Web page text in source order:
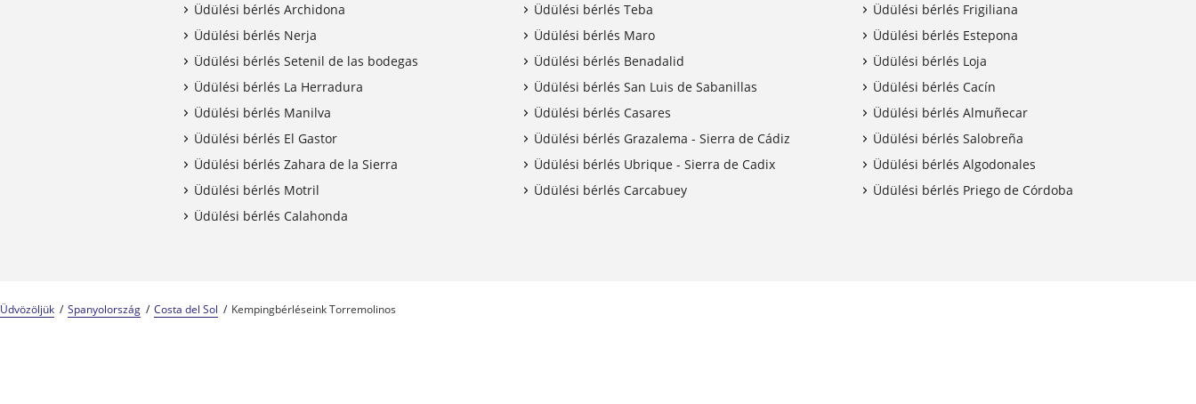
Üdülési bérlés Archidona
Üdülési bérlés Teba
Üdülési bérlés Frigiliana
Üdülési bérlés Nerja
Üdülési bérlés Maro
Üdülési bérlés Estepona
Üdülési bérlés Setenil de las bodegas
Üdülési bérlés Benadalid
Üdülési bérlés Loja
Üdülési bérlés La Herradura
Üdülési bérlés San Luis de Sabanillas
Üdülési bérlés Cacín
Üdülési bérlés Manilva
Üdülési bérlés Casares
Üdülési bérlés Almuñecar
Üdülési bérlés El Gastor
Üdülési bérlés Grazalema - Sierra de Cádiz
Üdülési bérlés Salobreña
Üdülési bérlés Zahara de la Sierra
Üdülési bérlés Ubrique - Sierra de Cadix
Üdülési bérlés Algodonales
Üdülési bérlés Motril
Üdülési bérlés Carcabuey
Üdülési bérlés Priego de Córdoba
Üdülési bérlés Calahonda
Üdvözöljük Spanyolország Costa del Sol Kempingbérléseink Torremolinos